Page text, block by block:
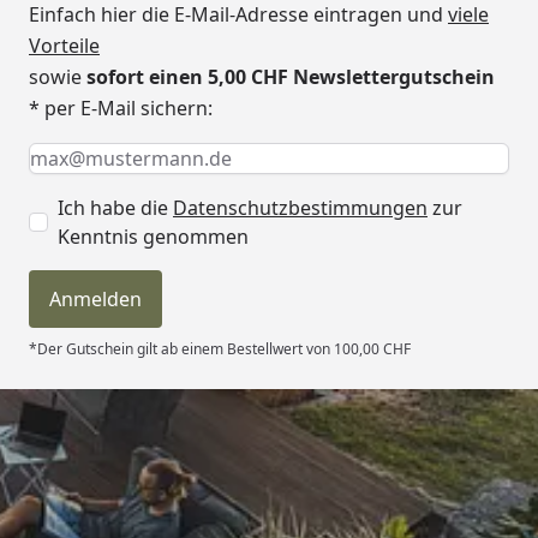
x Tiefe)
Innenmaß (Breite
x Tiefe x Höhe)
Höhe
205 cm
Umbauter Raum
6,54 m²
Wandstärke
Material
Ausgesuchtes nordisches
Holz
Ausführung
Naturbelassen
Tür
Optional stehen Ihnen 2
Einfach hier die E-Mail-Adresse eintragen und viele
Vorteile
sowiesofort einen 5,00 CHF Newslettergutschein
* per E-Mail sichern:
Keine Eingabe erforderlich
Eingabe erforderlich
E-Mail *
Ich habe die Datenschutzbestimmungen zur
Kenntnis genommen
Anmelden
*Der Gutschein gilt ab einem Bestellwert von 100,00 CHF
Trusted Shops